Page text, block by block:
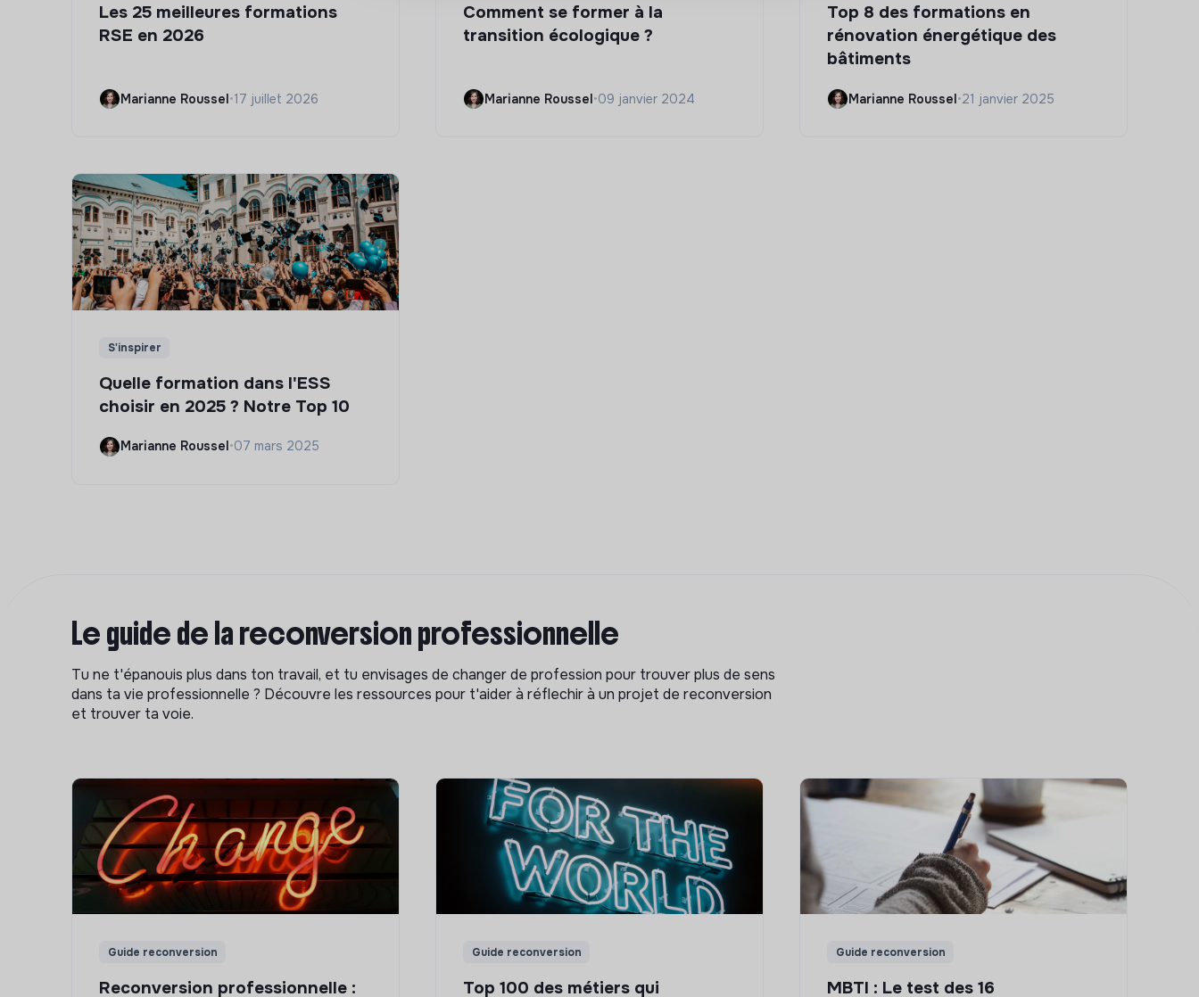
Les 25 meilleures formations
RSE en 2026
Marianne Roussel•17 juillet 2026
Comment se former à la
transition écologique ?
Marianne Roussel•09 janvier 2024
Top 8 des formations en
rénovation énergétique des
bâtiments
Marianne Roussel•21 janvier 2025
S'inspirer
Quelle formation dans l'ESS
choisir en 2025 ? Notre Top 10
Marianne Roussel •07 mars 2025
Le guide de la reconversion professionnelle
Tu ne t'épanouis plus dans ton travail, et tu envisages de changer de profession pour trouver plus de sens
dans ta vie professionnelle ? Découvre les ressources pour t'aider à réflechir à un projet de reconversion
et trouver ta voie.
Guide reconversion
Reconversion professionnelle :
Guide reconversion
Top 100 des métiers qui
Guide reconversion
MBTI : Le test des 16